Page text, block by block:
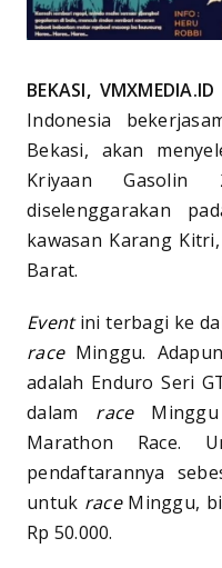
BEKASI, VMXMEDIA.ID
Indonesia
Bekasi, akan
Kriyaan Gasolin
diselenggarakan
kawasan Karang
Barat.
Eventini terbagi ke
raceMinggu.
adalah Enduro Seri
dalam raceMinggu
Marathon Race.
pendaftarannya
untuk raceMinggu,
Rp 50.000.